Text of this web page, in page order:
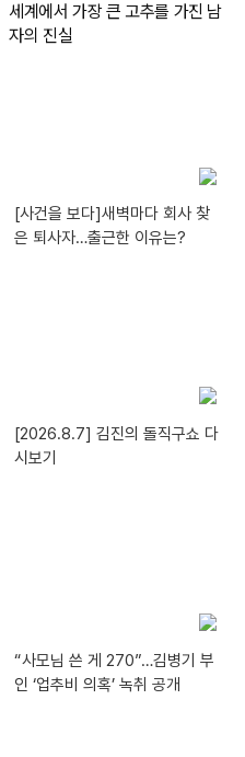
[사건을 보다]새벽마다 회사 찾
은 퇴사자…출근한 이유는?
[2026.8.7] 김진의 돌직구쇼 다
시보기
“사모님 쓴 게 270”…김병기 부
인 ‘업추비 의혹’ 녹취 공개